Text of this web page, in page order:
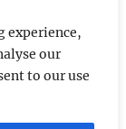
experience,
our
to our use
öffnen
öffnen